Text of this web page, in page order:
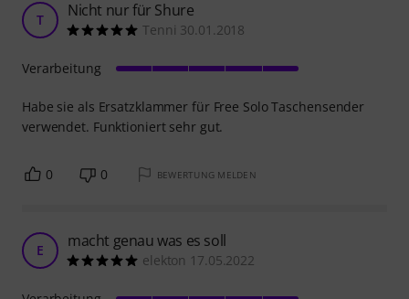
T Nicht nur für Shure
Tenni 30.01.2018
Habe sie als Ersatzklammer für Free Solo Taschensender
verwendet. Funktioniert sehr gut.
Verarbeitung
0 0 BEWERTUNG MELDEN
E macht genau was es soll
elekton 17.05.2022